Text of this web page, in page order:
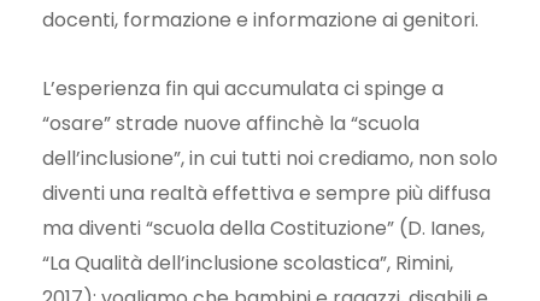
docenti, formazione e informazione ai genitori.
L’esperienza fin qui accumulata ci spinge a
“osare” strade nuove affinchè la “scuola
dell’inclusione”, in cui tutti noi crediamo, non solo
diventi una realtà effettiva e sempre più diffusa
ma diventi “scuola della Costituzione” (D. Ianes,
“La Qualità dell’inclusione scolastica”, Rimini,